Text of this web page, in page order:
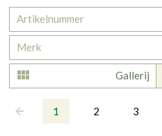
Artikelnummer
Merk
Gallerij
1 2 3